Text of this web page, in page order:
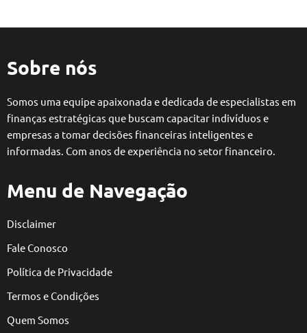
Sobre nós
Somos uma equipe apaixonada e dedicada de especialistas em
finanças estratégicas que buscam capacitar indivíduos e
empresas a tomar decisões financeiras inteligentes e
informadas. Com anos de experiência no setor financeiro.
Menu de Navegação
Disclaimer
Fale Conosco
Política de Privacidade
Termos e Condições
Quem Somos